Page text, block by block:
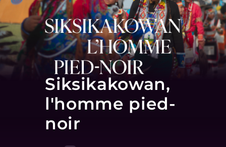
Siksikakowan,
l'homme pied-
noir